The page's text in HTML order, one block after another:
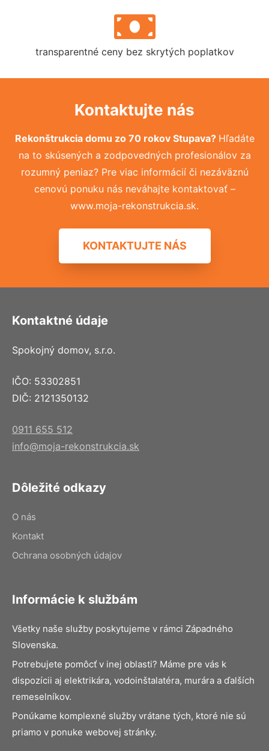
transparentné ceny bez skrytých poplatkov
Kontaktujte nás
Rekonštrukcia domu zo 70 rokov Stupava? Hľadáte
na to skúsených a zodpovedných profesionálov za
rozumný peniaz? Pre viac informácií či nezáväznú
cenovú ponuku nás neváhajte kontaktovať –
www.moja-rekonstrukcia.sk.
KONTAKTUJTE NÁS
Kontaktné údaje
Spokojný domov, s.r.o.
IČO: 53302851
DIČ: 2121350132
0911 655 512
info@moja-rekonstrukcia.sk
Dôležité odkazy
O nás
Kontakt
Ochrana osobných údajov
Informácie k službám
Všetky naše služby poskytujeme v rámci Západného
Slovenska.
Potrebujete pomôcť v inej oblasti? Máme pre vás k
dispozícii aj elektrikára, vodoinštalatéra, murára a ďalších
remeselníkov.
Ponúkame komplexné služby vrátane tých, ktoré nie sú
priamo v ponuke webovej stránky.